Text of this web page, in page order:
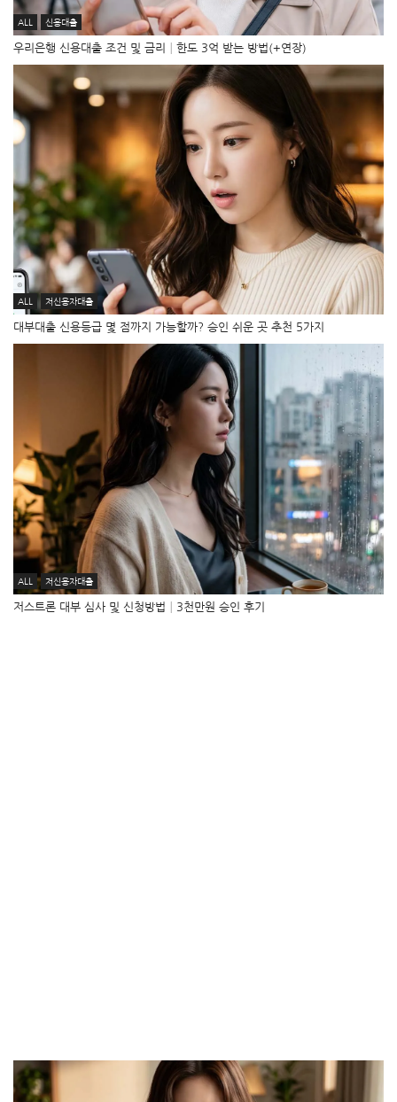
ALL 신용대출
우리은행 신용대출 조건 및 금리│한도 3억 받는 방법(+연장)
ALL 저신용자대출
대부대출 신용등급 몇 점까지 가능할까? 승인 쉬운 곳 추천 5가지
ALL 저신용자대출
저스트론 대부 심사 및 신청방법│3천만원 승인 후기